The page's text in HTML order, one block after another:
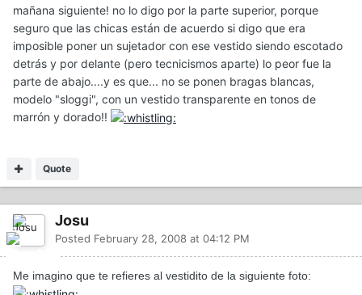
mañana siguiente! no lo digo por la parte superior, porque
seguro que las chicas están de acuerdo si digo que era
imposible poner un sujetador con ese vestido siendo escotado
detrás y por delante (pero tecnicismos aparte) lo peor fue la
parte de abajo....y es que... no se ponen bragas blancas,
modelo "sloggi", con un vestido transparente en tonos de
marrón y dorado!!
Quote
Josu
Posted February 28, 2008 at 04:12 PM
Me imagino que te refieres al vestidito de la siguiente foto: